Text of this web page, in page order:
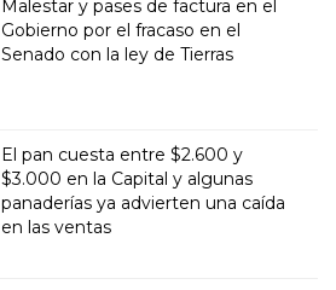
Malestar y pases de factura en el
Gobierno por el fracaso en el
Senado con la ley de Tierras
El pan cuesta entre $2.600 y
$3.000 en la Capital y algunas
panaderías ya advierten una caída
en las ventas